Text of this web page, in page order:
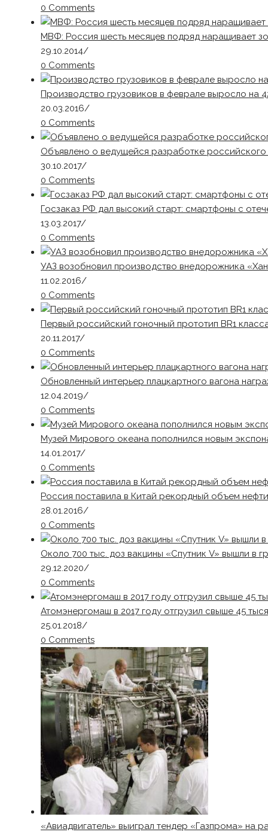
0 Comments
МВФ: Россия шесть месяцев подряд наращивает
29.10.2014/
0 Comments
Производство грузовиков в феврале выросло на
20.03.2016/
0 Comments
Объявлено о ведущейся разработке
30.10.2017/
0 Comments
Госзаказ РФ дал высокий старт: смартфоны с
13.03.2017/
0 Comments
УАЗ возобновил производство внедорожника
11.02.2016/
0 Comments
Первый российский гоночный прототип BR1
20.11.2017/
0 Comments
Обновленный интерьер плацкартного вагона
12.04.2019/
0 Comments
Музей Мирового океана пополнился новым
14.01.2017/
0 Comments
Россия поставила в Китай рекордный объем нефти
28.01.2016/
0 Comments
Около 700 тыс. доз вакцины «Спутник V» вышли в
29.12.2020/
0 Comments
Атомэнергомаш в 2017 году отгрузил свыше 45
25.01.2018/
0 Comments
«Авиадвигатель» выиграл тендер «Газпрома» на